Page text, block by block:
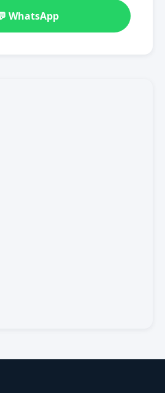
WhatsApp